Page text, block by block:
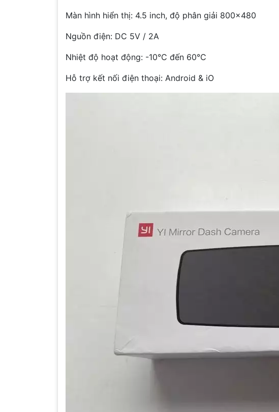
Màn hình hiển thị: 4.5 inch, độ phân giải 800×480
Nguồn điện: DC 5V / 2A
Nhiệt độ hoạt động: -10°C đến 60°C
Hỗ trợ kết nối điện thoại: Android & iO